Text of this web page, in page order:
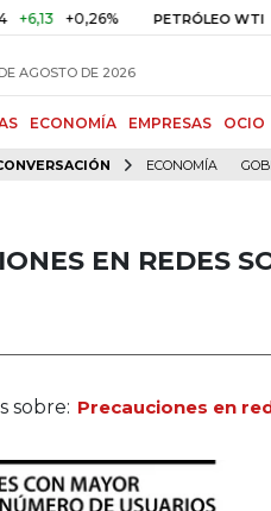
PETRÓLEO WTI US$ 78,18
AGOSTO DE 2026
ECONOMÍA EMPRESAS OCIO
ECONOMÍA
EN REDES
sobre: Precauciones en